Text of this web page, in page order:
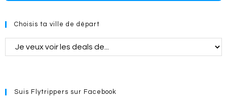
Choisis ta ville de départ
Suis Flytrippers sur Facebook